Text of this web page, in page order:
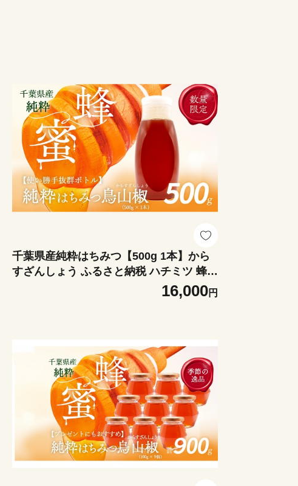
千葉県産純粋はちみつ【500g 1本】から
すざんしょう ふるさと納税 ハチミツ 蜂蜜
はちみつ お菓子作り おかしづくり スイー
ツ 料理 千葉 大網白里市 送料無料 X021
16,000円